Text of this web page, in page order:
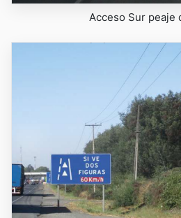
Acceso Sur peaje